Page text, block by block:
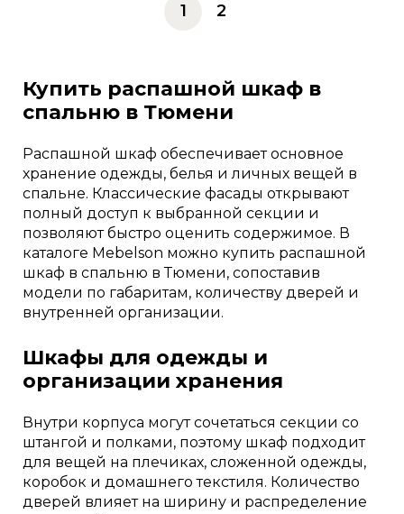
1 2
Купить распашной шкаф в
спальню в Тюмени
Распашной шкаф обеспечивает основное
хранение одежды, белья и личных вещей в
спальне. Классические фасады открывают
полный доступ к выбранной секции и
позволяют быстро оценить содержимое. В
каталоге Mebelson можно купить распашной
шкаф в спальню в Тюмени, сопоставив
модели по габаритам, количеству дверей и
внутренней организации.
Шкафы для одежды и
организации хранения
Внутри корпуса могут сочетаться секции со
штангой и полками, поэтому шкаф подходит
для вещей на плечиках, сложенной одежды,
коробок и домашнего текстиля. Количество
дверей влияет на ширину и распределение